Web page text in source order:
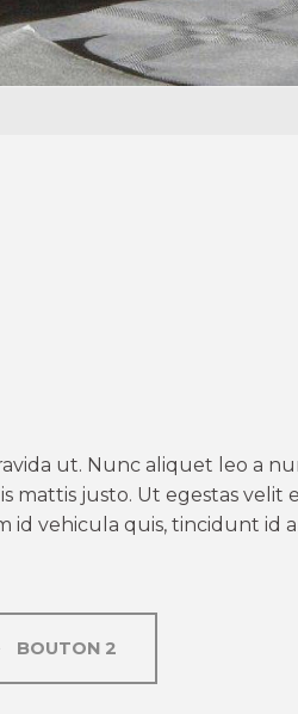
aux
ut. Nunc aliquet leo a
mattis justo. Ut egestas velit
id vehicula quis, tincidunt id
BOUTON 2